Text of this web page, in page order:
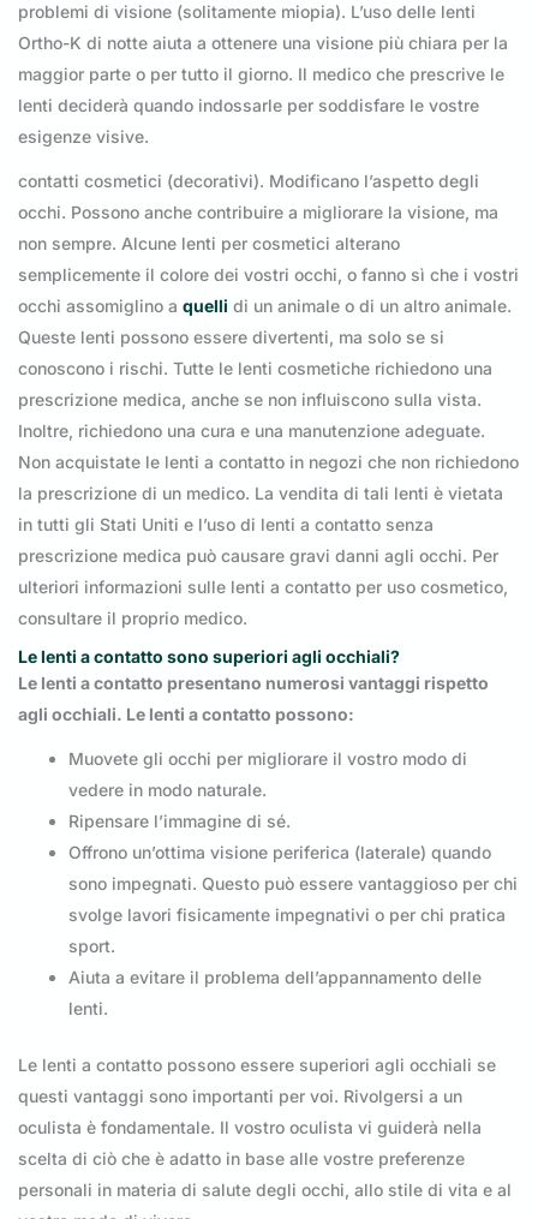
problemi di visione (solitamente miopia). L’uso delle lenti
Ortho-K di notte aiuta a ottenere una visione più chiara per la
maggior parte o per tutto il giorno. Il medico che prescrive le
lenti deciderà quando indossarle per soddisfare le vostre
esigenze visive.
contatti cosmetici (decorativi). Modificano l’aspetto degli
occhi. Possono anche contribuire a migliorare la visione, ma
non sempre. Alcune lenti per cosmetici alterano
semplicemente il colore dei vostri occhi, o fanno sì che i vostri
occhi assomiglino a quelli di un animale o di un altro animale.
Queste lenti possono essere divertenti, ma solo se si
conoscono i rischi. Tutte le lenti cosmetiche richiedono una
prescrizione medica, anche se non influiscono sulla vista.
Inoltre, richiedono una cura e una manutenzione adeguate.
Non acquistate le lenti a contatto in negozi che non richiedono
la prescrizione di un medico. La vendita di tali lenti è vietata
in tutti gli Stati Uniti e l’uso di lenti a contatto senza
prescrizione medica può causare gravi danni agli occhi. Per
ulteriori informazioni sulle lenti a contatto per uso cosmetico,
consultare il proprio medico.
Le lenti a contatto sono superiori agli occhiali?
Le lenti a contatto presentano numerosi vantaggi rispetto
agli occhiali. Le lenti a contatto possono:
Muovete gli occhi per migliorare il vostro modo di
vedere in modo naturale.
Ripensare l’immagine di sé.
Offrono un’ottima visione periferica (laterale) quando
sono impegnati. Questo può essere vantaggioso per chi
svolge lavori fisicamente impegnativi o per chi pratica
sport.
Aiuta a evitare il problema dell’appannamento delle
lenti.
Le lenti a contatto possono essere superiori agli occhiali se
questi vantaggi sono importanti per voi. Rivolgersi a un
oculista è fondamentale. Il vostro oculista vi guiderà nella
scelta di ciò che è adatto in base alle vostre preferenze
personali in materia di salute degli occhi, allo stile di vita e al